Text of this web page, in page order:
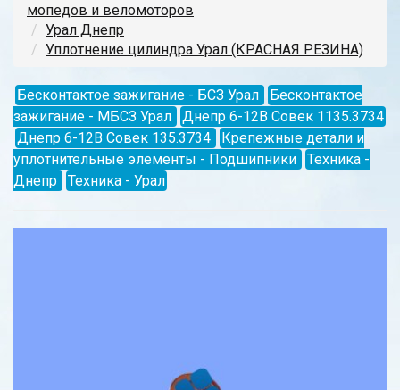
мопедов и веломоторов
Урал Днепр
Уплотнение цилиндра Урал (КРАСНАЯ РЕЗИНА)
Бесконтактое зажигание - БСЗ Урал
Бесконтактое
зажигание - МБСЗ Урал
Днепр 6-12В Совек 1135.3734
Днепр 6-12В Совек 135.3734
Крепежные детали и
уплотнительные элементы - Подшипники
Техника -
Днепр
Техника - Урал